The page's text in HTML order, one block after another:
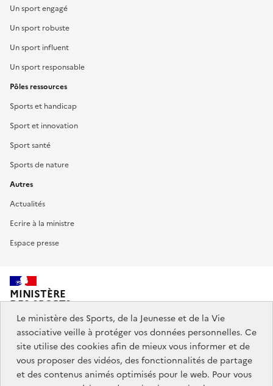
Un sport engagé
Un sport robuste
Un sport influent
Un sport responsable
Pôles ressources
Sports et handicap
Sport et innovation
Sport santé
Sports de nature
Autres
Actualités
Ecrire à la ministre
Espace presse
MINISTÈRE
DES SPORTS,
DE LA JEUNESSE
ET DE LA VIE ASSOCIATIVE
Découvrez également jeunes.gouv.fr et education.gouv.fr.
Le ministère des Sports, de la Jeunesse et de la Vie
associative veille à protéger vos données personnelles. Ce
site utilise des cookies afin de mieux vous informer et de
vous proposer des vidéos, des fonctionnalités de partage
et des contenus animés optimisés pour le web. Pour vous